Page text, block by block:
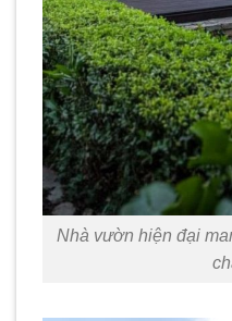
Nhà vườn hiện đại